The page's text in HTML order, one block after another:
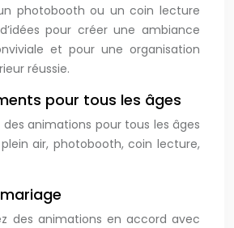
photobooth ou un coin lecture
pour créer une ambiance
et pour une organisation
réussie.
pour tous les âges
des animations pour tous les âges
air, photobooth, coin lecture,
des animations en accord avec